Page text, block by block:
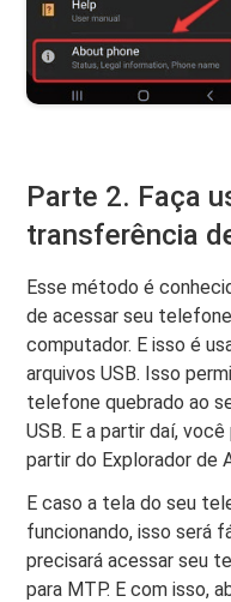
Parte 2. Faça
transferência
Esse método é
de acessar seu
computador. E isso é
arquivos USB. Isso
telefone quebrado ao
USB. E a partir daí,
partir do Explorador de
E caso a tela do seu
funcionando, isso será
precisará acessar seu
para MTP. E com isso,